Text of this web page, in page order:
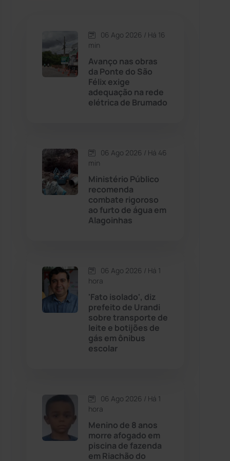
(1504)
Candiba
Cândido Sales (120)
Caturama
Chapada Diamantina (430)
Cordeiros
Dom Basílio (391)
Érico Cardoso
Esportes
06 Ago 2026 / Há 16
min
Avanço nas obras
da Ponte do São
Félix exige
adequação na rede
elétrica de Brumado
06 Ago 2026 / Há 46
min
Ministério Público
recomenda
combate rigoroso
ao furto de água em
Alagoinhas
06 Ago 2026 / Há 1
hora
'Fato isolado', diz
prefeito de Urandi
sobre transporte de
leite e botijões de
gás em ônibus
escolar
06 Ago 2026 / Há 1
hora
Menino de 8 anos
morre afogado em
piscina de fazenda
em Riachão do